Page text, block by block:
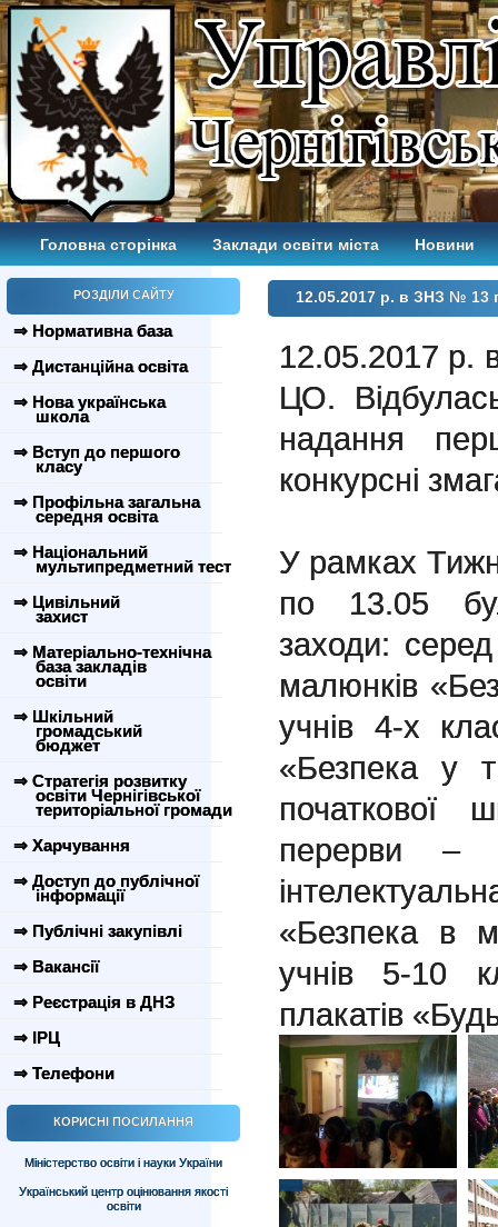
Головна сторінка Заклади освіти міста Новини
РОЗДІЛИ САЙТУ
⇒ Нормативна база
⇒ Дистанційна освіта
⇒ Нова українська
школа
⇒ Вступ до першого
класу
⇒ Профільна загальна
середня освіта
⇒ Національний
мультипредметний тест
⇒ Цивільний
захист
⇒ Матеріально-технічна
база закладів
освіти
⇒ Шкільний
громадський
бюджет
⇒ Стратегія розвитку
освіти Чернігівської
територіальної громади
⇒ Харчування
⇒ Доступ до публічної
інформації
⇒ Публічні закупівлі
⇒ Вакансії
⇒ Реєстрація в ДНЗ
⇒ ІРЦ
⇒ Телефони
КОРИСНІ ПОСИЛАННЯ
Міністерство освіти і науки України
Український центр оцінювання якості
освіти
12.05.2017 р. в ЗНЗ №
12.05.2017
ЦО.
надання
конкурсні
У рамках
по 13.05
заходи:
малюнків
учнів 4-х
«Безпека у
початкової
перерви –
«Безпека в
учнів 5-10
плакатів